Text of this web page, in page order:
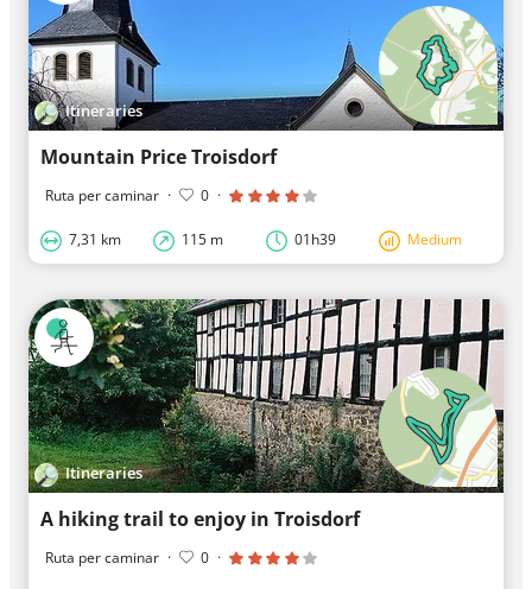
Itineraries
Mountain Price Troisdorf
Ruta per caminar · 0 ·
7,31 km 115 m 01h39 Medium
Itineraries
A hiking trail to enjoy in Troisdorf
Ruta per caminar · 0 ·